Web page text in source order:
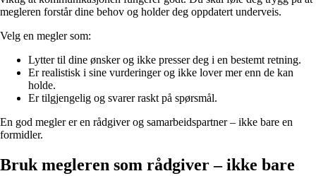
megleren forstår dine behov og holder deg oppdatert underveis.
Velg en megler som:
Lytter til dine ønsker og ikke presser deg i en bestemt retning.
Er realistisk i sine vurderinger og ikke lover mer enn de kan
holde.
Er tilgjengelig og svarer raskt på spørsmål.
En god megler er en rådgiver og samarbeidspartner – ikke bare en
formidler.
Bruk megleren som rådgiver – ikke bare